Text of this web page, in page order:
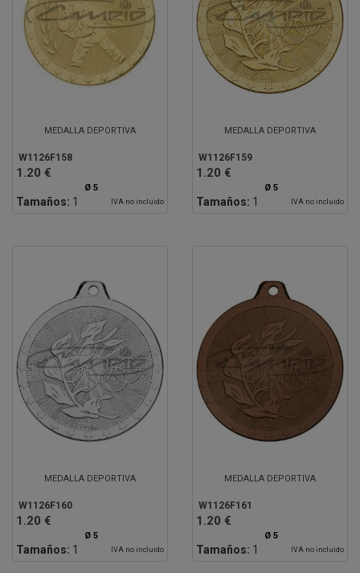
MEDALLA DEPORTIVA
W1126F158
1.20 €
Ø 5
Tamaños: 1 IVA no incluido
MEDALLA DEPORTIVA
W1126F159
1.20 €
Ø 5
Tamaños: 1 IVA no incluido
MEDALLA DEPORTIVA
W1126F160
1.20 €
Ø 5
Tamaños: 1 IVA no incluido
MEDALLA DEPORTIVA
W1126F161
1.20 €
Ø 5
Tamaños: 1 IVA no incluido